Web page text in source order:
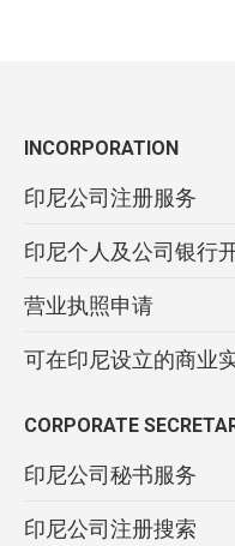
INCORPORATION
印尼公司注册服务
印尼个人及公司银行
营业执照申请
可在印尼设立的商业
CORPORATE
印尼公司秘书服务
印尼公司注册搜索